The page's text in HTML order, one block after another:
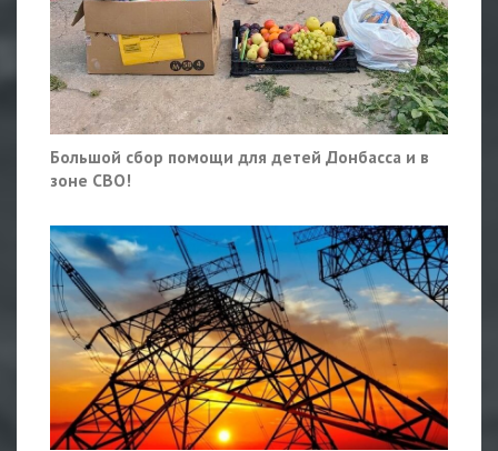
Большой сбор помощи для детей Донбасса и в
зоне СВО!